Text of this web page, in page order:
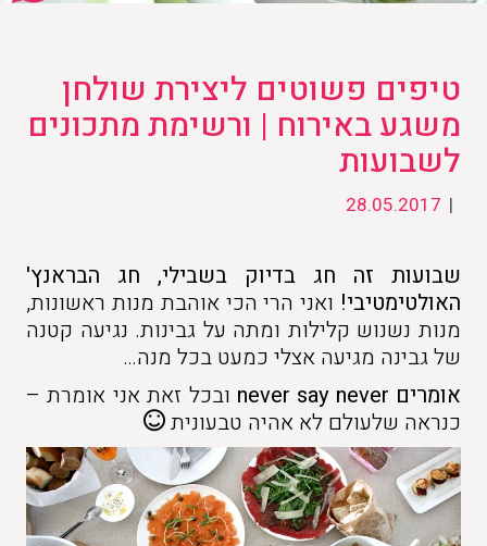
טיפים פשוטים ליצירת שולחן
משגע באירוח | ורשימת מתכונים
לשבועות
|
28.05.2017
שבועות זה חג בדיוק בשבילי, חג הבראנץ'
האולטימטיבי! ואני הרי הכי אוהבת מנות ראשונות,
מנות נשנוש קלילות ומתה על גבינות. נגיעה קטנה
של גבינה מגיעה אצלי כמעט בכל מנה…
אומרים never say never
ובכל זאת אני אומרת –
כנראה שלעולם לא אהיה טבעונית